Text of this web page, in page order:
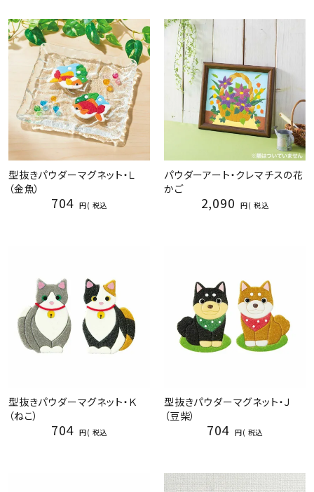
型抜きパウダーマグネット・Ｌ
（金魚）
704 税込
パウダーアート・クレマチスの花
かご
2,090 税込
型抜きパウダーマグネット・Ｋ
（ねこ）
704 税込
型抜きパウダーマグネット・Ｊ
（豆柴）
704 税込